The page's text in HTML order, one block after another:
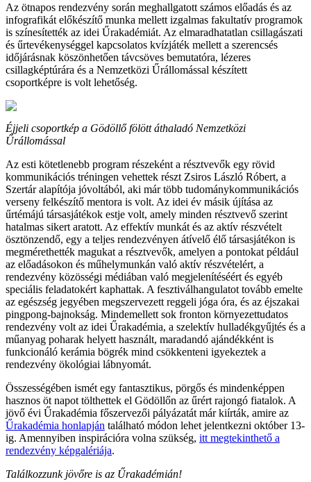
Az ötnapos rendezvény során meghallgatott számos előadás és az
infografikát előkészítő munka mellett izgalmas fakultatív programok
is színesítették az idei Űrakadémiát. Az elmaradhatatlan csillagászati
és űrtevékenységgel kapcsolatos kvízjáték mellett a szerencsés
időjárásnak köszönhetően távcsöves bemutatóra, lézeres
csillagképtúrára és a Nemzetközi Űrállomással készített
csoportképre is volt lehetőség.
Éjjeli csoportkép a Gödöllő fölött áthaladó Nemzetközi
Űrállomással
Az esti kötetlenebb program részeként a résztvevők egy rövid
kommunikációs tréningen vehettek részt Zsiros László Róbert, a
Szertár alapítója jóvoltából, aki már több tudománykommunikációs
verseny felkészítő mentora is volt. Az idei év másik újítása az
űrtémájú társasjátékok estje volt, amely minden résztvevő szerint
hatalmas sikert aratott. Az effektív munkát és az aktív részvételt
ösztönzendő, egy a teljes rendezvényen átívelő élő társasjátékon is
megmérethették magukat a résztvevők, amelyen a pontokat például
az előadásokon és műhelymunkán való aktív részvételért, a
rendezvény közösségi médiában való megjelenítéséért és egyéb
speciális feladatokért kaphattak. A fesztiválhangulatot tovább emelte
az egészség jegyében megszervezett reggeli jóga óra, és az éjszakai
pingpong-bajnokság. Mindemellett sok fronton környezettudatos
rendezvény volt az idei Űrakadémia, a szelektív hulladékgyűjtés és a
műanyag poharak helyett használt, maradandó ajándékként is
funkcionáló kerámia bögrék mind csökkenteni igyekeztek a
rendezvény ökológiai lábnyomát.
Összességében ismét egy fantasztikus, pörgős és mindenképpen
hasznos öt napot tölthettek el Gödöllőn az űrért rajongó fiatalok. A
jövő évi Űrakadémia főszervezői pályázatát már kiírták, amire az
Űrakadémia honlapján található módon lehet jelentkezni október 13-
ig. Amennyiben inspirációra volna szükség, itt megtekinthető a
rendezvény képgalériája.
Találkozzunk jövőre is az Űrakadémián!